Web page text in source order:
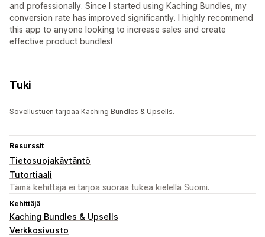
and professionally. Since I started using Kaching Bundles, my
conversion rate has improved significantly. I highly recommend
this app to anyone looking to increase sales and create
effective product bundles!
Tuki
Sovellustuen tarjoaa Kaching Bundles & Upsells.
Resurssit
Tietosuojakäytäntö
Tutortiaali
Tämä kehittäjä ei tarjoa suoraa tukea kielellä Suomi.
Kehittäjä
Kaching Bundles & Upsells
Verkkosivusto